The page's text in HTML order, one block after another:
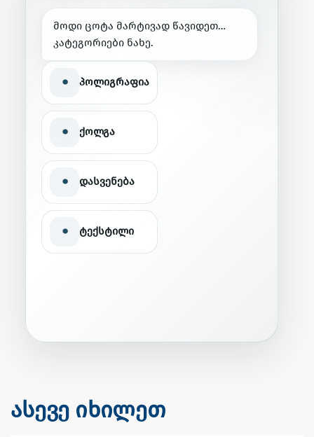
მოდი ცოტა მარტივად წავიდეთ…
კატეგორიები ნახე.
• პოლიგრაფია
• ქოლგა
• დასვენება
• ტექსტილი
ასევე იხილეთ